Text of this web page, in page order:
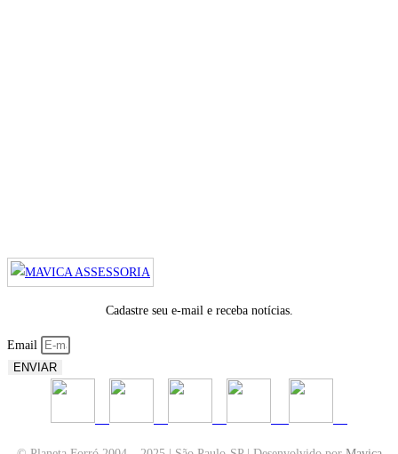
Cadastre seu e-mail e receba notícias.
Email
ENVIAR